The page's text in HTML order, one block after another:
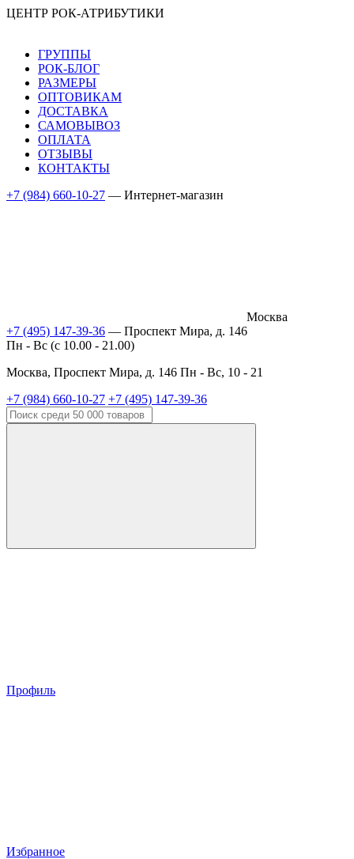
ЦЕНТР РОК-АТРИБУТИКИ
ГРУППЫ
РОК-БЛОГ
РАЗМЕРЫ
ОПТОВИКАМ
ДОСТАВКА
САМОВЫВОЗ
ОПЛАТА
ОТЗЫВЫ
КОНТАКТЫ
+7 (984) 660-10-27 — Интернет-магазин
Москва
+7 (495) 147-39-36 — Проспект Мира, д. 146
Пн - Вс (c 10.00 - 21.00)
Москва, Проспект Мира, д. 146 Пн - Вс, 10 - 21
+7 (984) 660-10-27 +7 (495) 147-39-36
Профиль
Избранное